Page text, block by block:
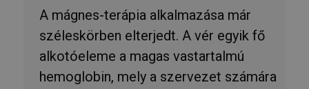
A mágnes-terápia alkalmazása már
széleskörben elterjedt. A vér egyik fő
alkotóeleme a magas vastartalmú
hemoglobin, mely a szervezet számára